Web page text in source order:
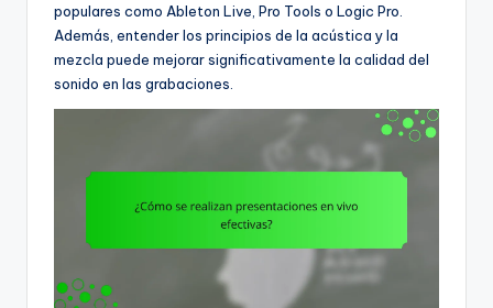
populares como Ableton Live, Pro Tools o Logic Pro.
Además, entender los principios de la acústica y la
mezcla puede mejorar significativamente la calidad del
sonido en las grabaciones.